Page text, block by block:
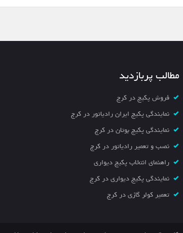
مطالب پربازدید
فروش پکیج در کرج
نمایندگی پکیج ایران رادیاتور در کرج
نمایندگی پکیج بوتان در کرج
نصب و تعمیر رادیاتور در کرج
راهنمای انتخاب پکیج دیواری
نمایندگی پکیج دیواری در کرج
تعمیر کولر گازی در کرج